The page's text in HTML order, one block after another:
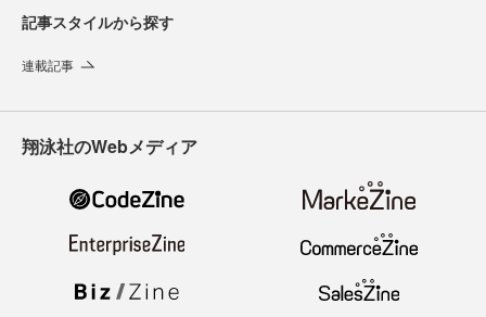
記事スタイルから探す
連載記事
翔泳社のWebメディア